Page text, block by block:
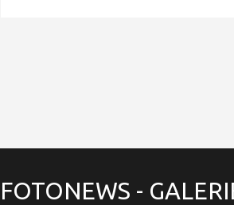
FOTONEWS -